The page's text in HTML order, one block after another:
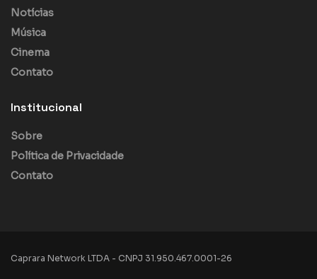
Notícias
Música
Cinema
Contato
Institucional
Sobre
Política de Privacidade
Contato
Caprara Network LTDA - CNPJ 31.950.467.0001-26